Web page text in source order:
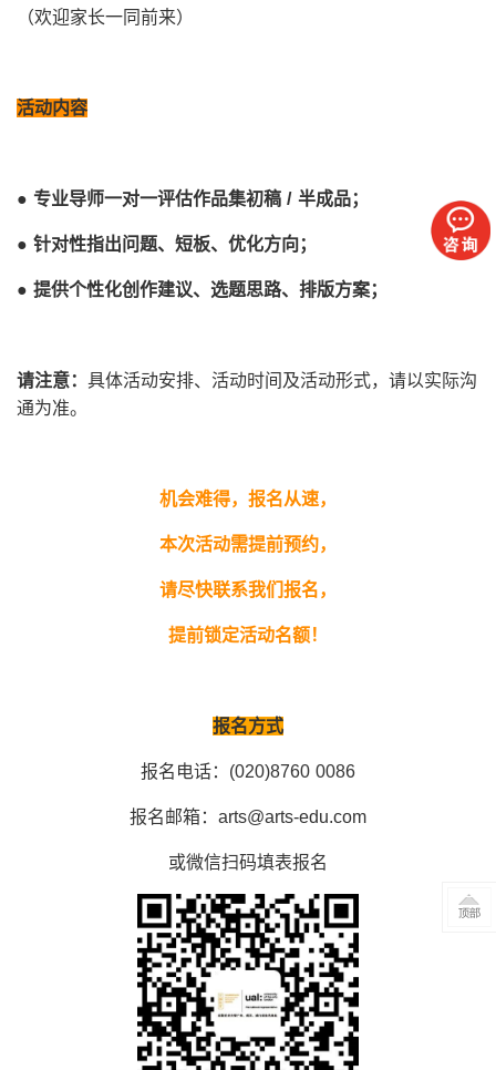
（欢迎家长一同前来）
活动内容
● 专业导师一对一评估作品集初稿 / 半成品；
●针对性指出问题、短板、优化方向；
●提供个性化创作建议、选题思路、排版方案；
请注意： 具体活动安排、活动时间及活动形式，请以实际沟
通为准。
机会难得，报名从速，
本次活动需提前预约，
请尽快联系我们报名，
提前锁定活动名额！
报名方式
报名电话：(020)8760 0086
报名邮箱：arts@arts-edu.com
或微信扫码填表报名